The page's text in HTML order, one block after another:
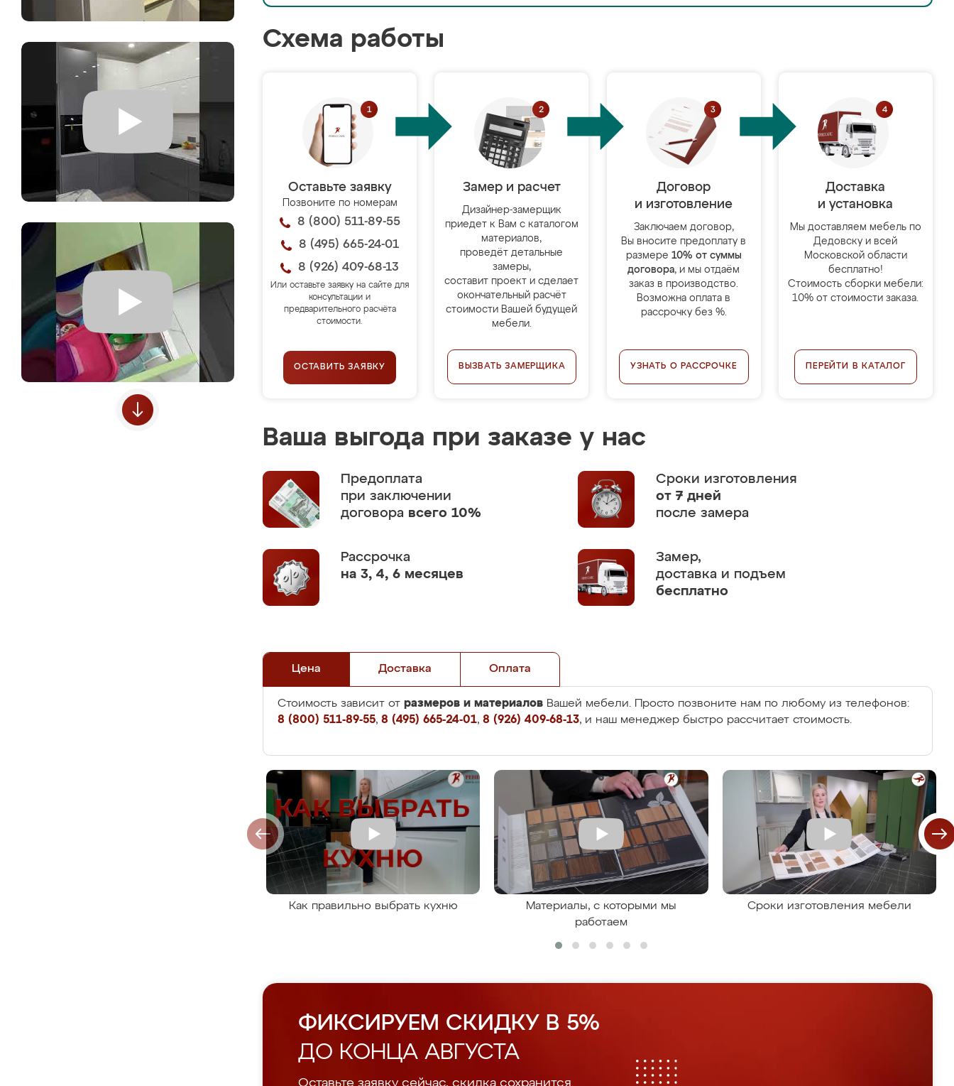
Схема работы
Оставьте заявку
Позвоните по номерам
8 (800) 511-89-55
8 (495) 665-24-01
8 (926) 409-68-13
Или оставьте заявку на сайте для
консультации и
предварительного расчёта
стоимости.
ОСТАВИТЬ ЗАЯВКУ
Замер и расчет
Дизайнер-замерщик
приедет к Вам с каталогом
материалов,
проведёт детальные
замеры,
составит проект и сделает
окончательный расчёт
стоимости Вашей будущей
мебели.
ВЫЗВАТЬ ЗАМЕРЩИКА
Договор
и изготовление
Заключаем договор,
Вы вносите предоплату в
размере 10% от суммы
договора, и мы отдаём
заказ в производство.
Возможна оплата в
рассрочку без %.
УЗНАТЬ О РАССРОЧКЕ
Доставка
и установка
Мы доставляем мебель по
Дедовску и всей
Московской области
бесплатно!
Стоимость сборки мебели:
10% от стоимости заказа.
ПЕРЕЙТИ В КАТАЛОГ
Ваша выгода при заказе у нас
Предоплата
при заключении
договора всего 10%
Сроки изготовления
от 7 дней
после замера
Рассрочка
на 3, 4, 6 месяцев
Замер,
доставка и подъем
бесплатно
Цена Доставка Оплата
Стоимость зависит от размеров и материалов Вашей мебели. Просто позвоните нам по любому из телефонов:
8 (800) 511-89-55, 8 (495) 665-24-01, 8 (926) 409-68-13, и наш менеджер быстро рассчитает стоимость.
Как правильно выбрать кухню
Материалы, с которыми мы
работаем
Сроки изготовления мебели
ФИКСИРУЕМ СКИДКУ В 5%
ДО КОНЦА АВГУСТА
Оставьте заявку сейчас, скидка сохранится.